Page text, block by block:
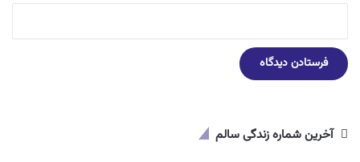
آخرین شماره زندگی سالم